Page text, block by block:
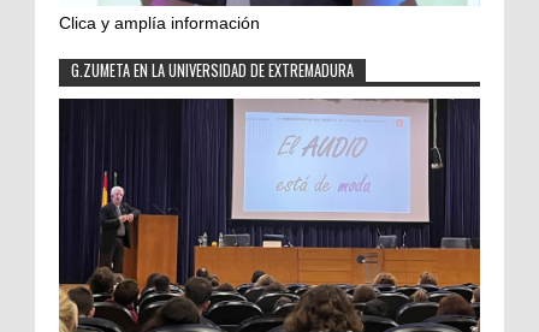
Clica y amplía información
G.ZUMETA EN LA UNIVERSIDAD DE EXTREMADURA